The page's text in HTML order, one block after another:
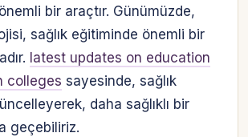
bir araçtır. Günümüzde,
sağlık eğitiminde önemli bir
latest updates on education
colleges sayesinde, sağlık
daha sağlıklı bir
geçebiliriz.